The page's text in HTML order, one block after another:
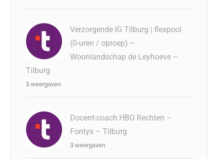
Verzorgende IG Tilburg | flexpool
(0-uren / oproep) –
Woonlandschap de Leyhoeve –
Tilburg
3 weergaven
Docent-coach HBO Rechten –
Fontys – Tilburg
3 weergaven